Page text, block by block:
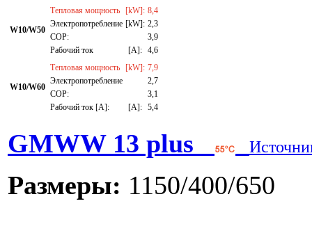
W10/W50
Тепловая мощность [kW]: 8,4
Электропотребление [kW]: 2,3
СОР:
3,9
Рабочий ток
[A]: 4,6
W10/W60
Тепловая мощность [kW]: 7,9
Электропотребление
2,7
СОР:
3,1
Рабочий ток [A]:
[A]: 5,4
GMWW 13 plus
Размеры: 1150/400/650